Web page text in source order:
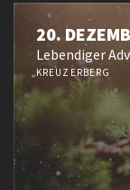
20.
Lebendiger
KREUZERBERG